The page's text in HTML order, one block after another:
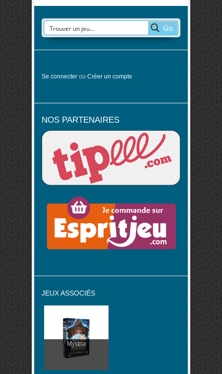
Go
Se connecter ou Créer un compte
NOS PARTENAIRES
JEUX ASSOCIÉS
Mystria